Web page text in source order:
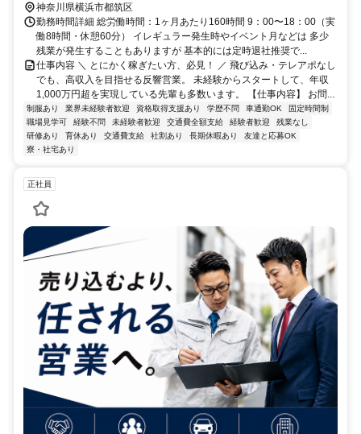
神奈川県横浜市都筑区
勤務時間詳細 総労働時間：1ヶ月あたり160時間 9：00〜18：00（実
働8時間・休憩60分） イレギュラー発生時やイベント月などは 多少
残業が発生することもありますが 基本的には定時退社推奨で...
仕事内容 ＼ とにかく稼ぎたい方、必見！ ／ 飛び込み・テレアポなし
でも、高収入を目指せる反響営業。 未経験からスタートして、年収
1,000万円超を実現している先輩も多数います。 【仕事内容】 お問...
制服あり 業界未経験者歓迎 資格取得支援あり 学歴不問 車通勤OK
固定時間制
職場見学可
経験不問 未経験者歓迎 交通費全額支給 経験者歓迎
残業なし
研修あり
育休あり 交通費支給 社割あり 長期休暇あり
友達と応募OK
寮・社宅あり
正社員